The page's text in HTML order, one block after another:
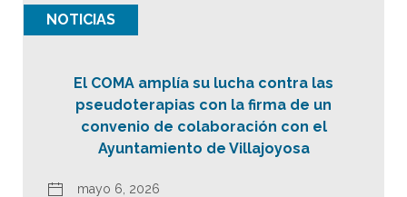
NOTICIAS
El COMA amplía su lucha contra las
pseudoterapias con la firma de un
convenio de colaboración con el
Ayuntamiento de Villajoyosa
mayo 6, 2026